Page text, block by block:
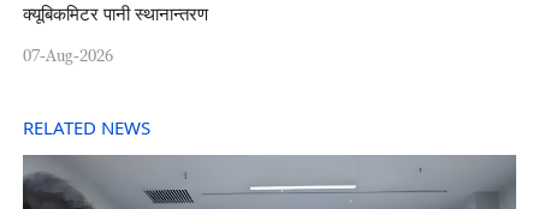
क्यूबिकमिटर पानी स्थानान्तरण
07-Aug-2026
RELATED NEWS